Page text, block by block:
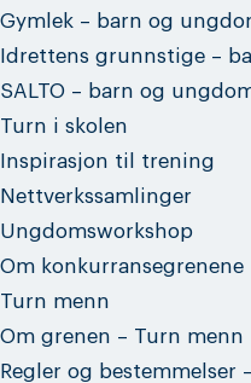
Gymlek – barn og
Idrettens grunnstige –
SALTO – barn og
Turn i skolen
Inspirasjon til trening
Nettverkssamlinger
Ungdomsworkshop
Om konkurransegrenene
Turn menn
Om grenen – Turn menn
Regler og bestemmelser